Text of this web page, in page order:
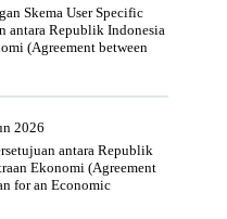
Skema User Specific
antara Republik Indonesia
(Agreement between
2026
antara Republik
Ekonomi (Agreement
for an Economic